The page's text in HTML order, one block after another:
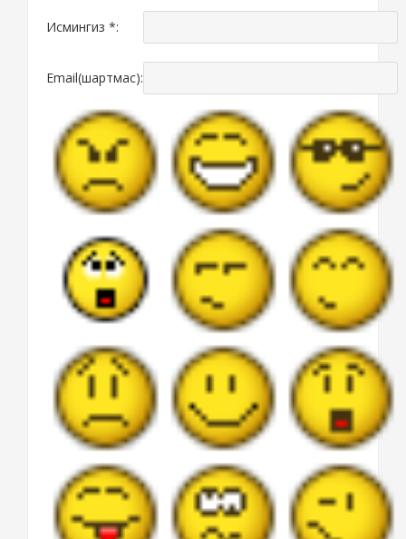
Исмингиз *:
Email(шартмас):